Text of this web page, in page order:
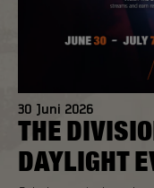
30 Juni 2026
THE
DAYLIGHT